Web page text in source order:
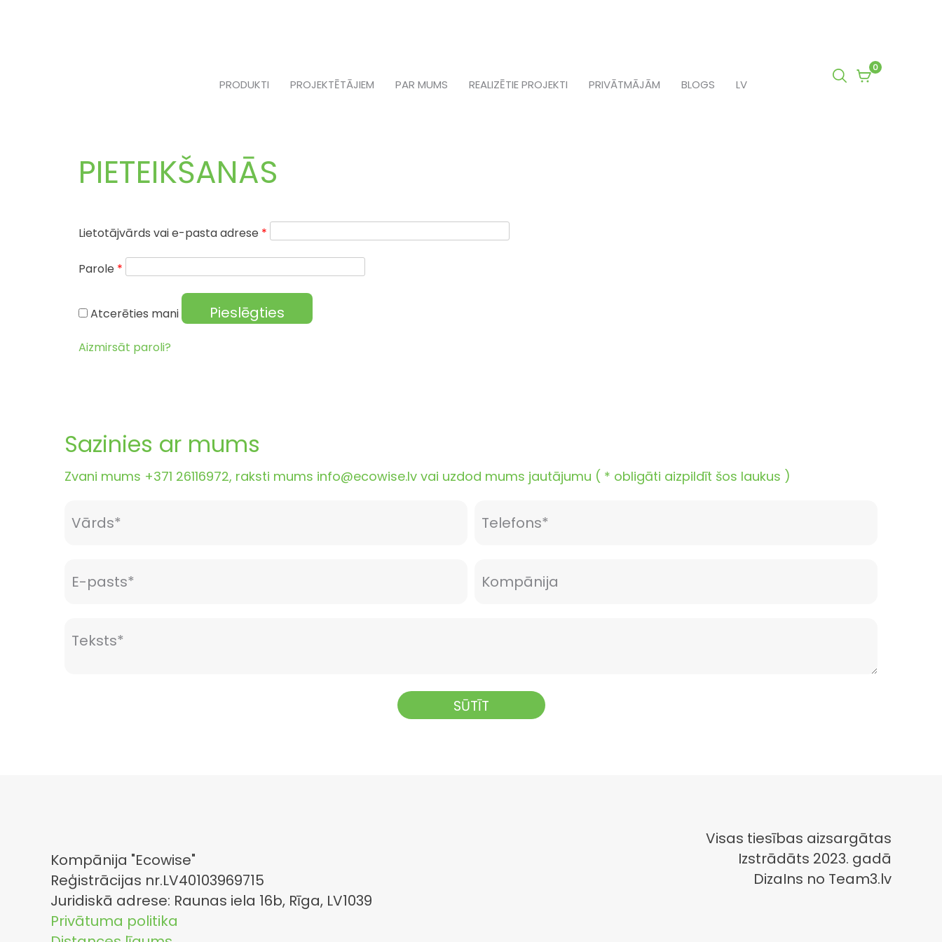
PRODUKTI PROJEKTĒTĀJIEM PAR MUMS REALIZĒTIE PROJEKTI PRIVĀTMĀJĀM BLOGS LV
0
0
PIETEIKŠANĀS
Lietotājvārds vai e-pasta adrese * Obligāts
Parole * Obligāts
Atcerēties mani Pieslēgties
Aizmirsāt paroli?
Sazinies ar mums
Zvani mums +371 26116972, raksti mums info@ecowise.lv vai uzdod mums jautājumu ( * obligāti aizpildīt šos laukus )
Kompānija "Ecowise"
Reģistrācijas nr.LV40103969715
Juridiskā adrese: Raunas iela 16b, Rīga, LV1039
Privātuma politika
Visas tiesības aizsargātas
Izstrādāts 2023. gadā
DizaIns no Team3.lv